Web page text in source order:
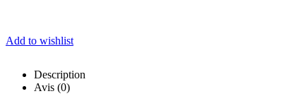
Add to wishlist
Description
Avis (0)